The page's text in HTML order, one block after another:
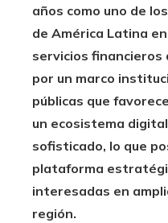
años como uno de
de América Latina
servicios financieros
por un marco
públicas que
un ecosistema
sofisticado, lo que
plataforma
interesadas en
región.